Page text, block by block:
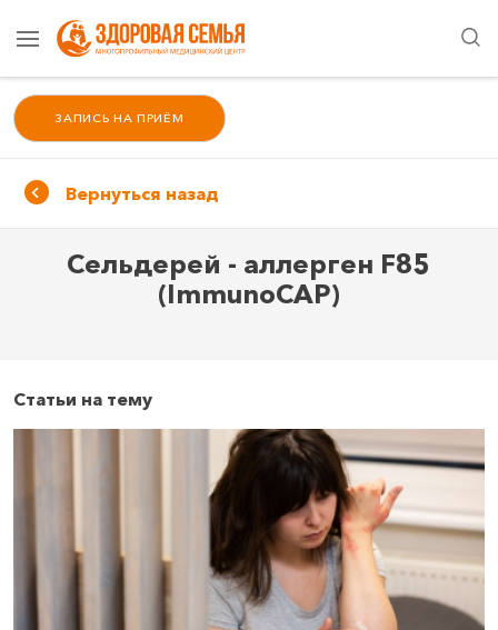
ЗАПИСЬ НА ПРИЁМ
Вернуться назад
Сельдерей - аллерген F85
(ImmunoCAP)
Статьи на тему